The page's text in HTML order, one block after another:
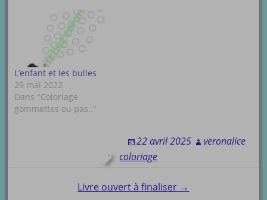
L’enfant et les bulles
29 mai 2022
Dans "Coloriage
gommettes ou pas.."
22 avril 2025
veronalice
coloriage
Livre ouvert à finaliser →